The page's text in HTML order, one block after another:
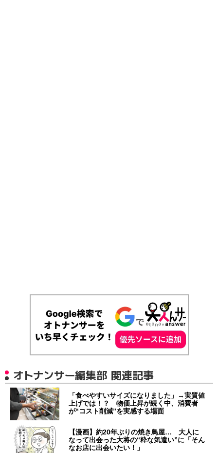
オトナンサー編集部 関連記事
「食べやすいサイズになりました」→実質値
上げでは！？ 物価上昇が続く中、消費者
が“コスト削減”を実感する場面
【漫画】約20年ぶりの焼き鳥屋… 大人に
なって出会った大将の“粋な気遣い”に「そん
なお店に出会いたい！」